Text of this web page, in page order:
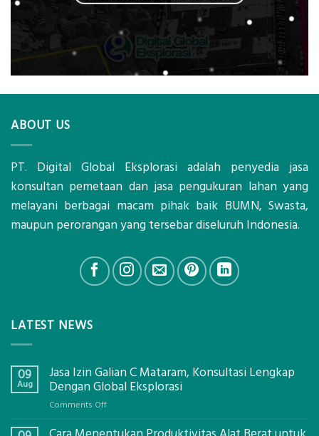
ABOUT US
PT. Digital Global Eksplorasi adalah penyedia jasa
konsultan pemetaan dan jasa pengukuran lahan yang
melayani berbagai macam pihak baik BUMN, Swasta,
maupun perorangan yang tersebar diseluruh Indonesia.
LATEST NEWS
09
Aug
Jasa Izin Galian C Mataram, Konsultasi Lengkap
Dengan Global Eksplorasi
Comments Offon
Izin